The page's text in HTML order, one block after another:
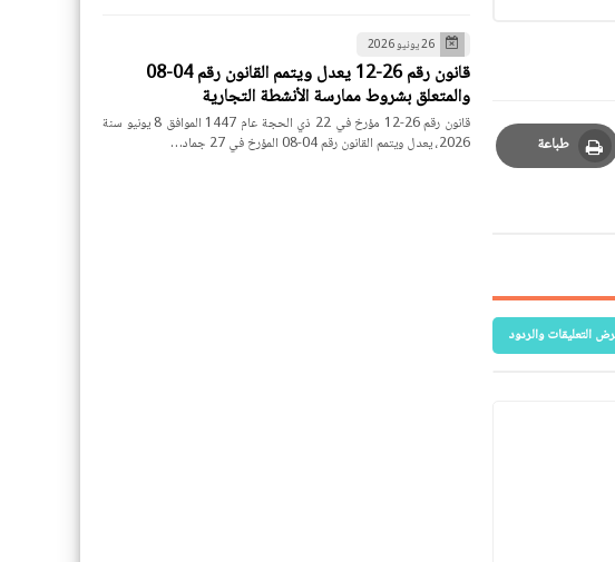
طباعة
Print
التعليقات والردود
26 يونيو 2026
قانون رقم 26-12 يعدل ويتمم القانون رقم 04-08
والمتعلق بشروط ممارسة الأنشطة التجارية
قانون رقم 26-12 مؤرخ في 22 ذي الحجة عام 1447 الموافق 8 يونيو سنة
2026، يعدل ويتمم القانون رقم 04-08 المؤرخ في 27 جماد…